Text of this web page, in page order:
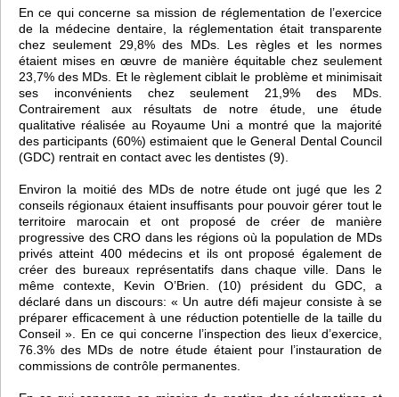
En ce qui concerne sa mission de réglementation de l’exercice
de la médecine dentaire, la réglementation était transparente
chez seulement 29,8% des MDs. Les règles et les normes
étaient mises en œuvre de manière équitable chez seulement
23,7% des MDs. Et le règlement ciblait le problème et minimisait
ses inconvénients chez seulement 21,9% des MDs.
Contrairement aux résultats de notre étude, une étude
qualitative réalisée au Royaume Uni a montré que la majorité
des participants (60%) estimaient que le General Dental Council
(GDC) rentrait en contact avec les dentistes (9).
Environ la moitié des MDs de notre étude ont jugé que les 2
conseils régionaux étaient insuffisants pour pouvoir gérer tout le
territoire marocain et ont proposé de créer de manière
progressive des CRO dans les régions où la population de MDs
privés atteint 400 médecins et ils ont proposé également de
créer des bureaux représentatifs dans chaque ville. Dans le
même contexte, Kevin O’Brien. (10) président du GDC, a
déclaré dans un discours: « Un autre défi majeur consiste à se
préparer efficacement à une réduction potentielle de la taille du
Conseil ». En ce qui concerne l’inspection des lieux d’exercice,
76.3% des MDs de notre étude étaient pour l’instauration de
commissions de contrôle permanentes.